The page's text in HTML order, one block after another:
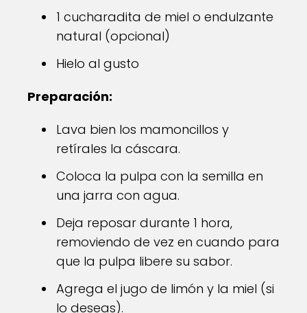
1 cucharadita de miel o endulzante
natural (opcional)
Hielo al gusto
Preparación:
Lava bien los mamoncillos y
retírales la cáscara.
Coloca la pulpa con la semilla en
una jarra con agua.
Deja reposar durante 1 hora,
removiendo de vez en cuando para
que la pulpa libere su sabor.
Agrega el jugo de limón y la miel (si
lo deseas).